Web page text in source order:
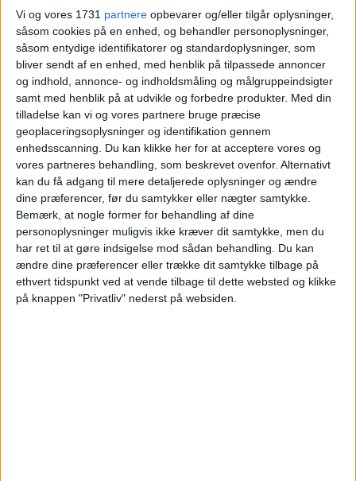
Vi og vores 1731 partnere opbevarer og/eller tilgår oplysninger,
såsom cookies på en enhed, og behandler personoplysninger,
såsom entydige identifikatorer og standardoplysninger, som
bliver sendt af en enhed, med henblik på tilpassede annoncer
og indhold, annonce- og indholdsmåling og målgruppeindsigter
samt med henblik på at udvikle og forbedre produkter. Med din
tilladelse kan vi og vores partnere bruge præcise
geoplaceringsoplysninger og identifikation gennem
enhedsscanning. Du kan klikke her for at acceptere vores og
vores partneres behandling, som beskrevet ovenfor. Alternativt
kan du få adgang til mere detaljerede oplysninger og ændre
dine præferencer, før du samtykker eller nægter samtykke.
Bemærk, at nogle former for behandling af dine
personoplysninger muligvis ikke kræver dit samtykke, men du
har ret til at gøre indsigelse mod sådan behandling.
Du kan
ændre dine præferencer eller trække dit samtykke tilbage på
ethvert tidspunkt ved at vende tilbage til dette websted og klikke
på knappen "Privatliv" nederst på websiden.
Her kan du opleve
total
solformørkelse
Den 12. august 2026 kan man opleve delvis
solformørkelse i Danmark, men tager man til
Spanien, Grønland eller Island, kan man opleve
den totale solformørkelse, hvor solen for en kort
stund forsvinder helt. Ifølge momondo rejser vi i